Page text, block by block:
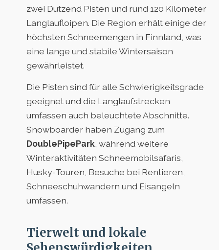
zwei Dutzend Pisten und rund 120 Kilometer
Langlaufloipen. Die Region erhält einige der
höchsten Schneemengen in Finnland, was
eine lange und stabile Wintersaison
gewährleistet.
Die Pisten sind für alle Schwierigkeitsgrade
geeignet und die Langlaufstrecken
umfassen auch beleuchtete Abschnitte.
Snowboarder haben Zugang zum
DoublePipePark , während weitere
Winteraktivitäten Schneemobilsafaris,
Husky-Touren, Besuche bei Rentieren,
Schneeschuhwandern und Eisangeln
umfassen.
Tierwelt und lokale